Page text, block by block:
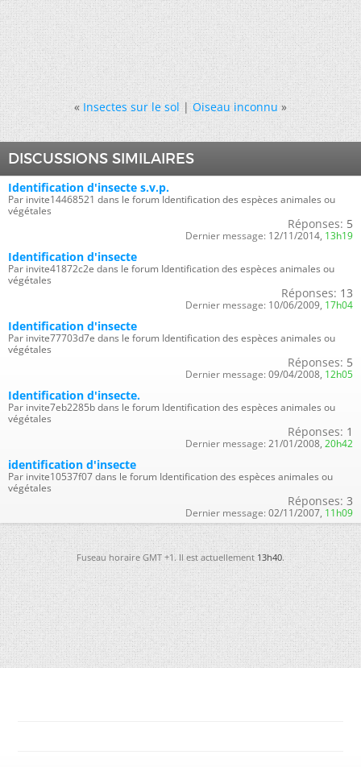
« Insectes sur le sol|Oiseau inconnu »
DISCUSSIONS SIMILAIRES
Identification d'insecte s.v.p.
Par invite14468521 dans le forum Identification des espèces animales ou
végétales
Réponses: 5
Dernier message: 12/11/2014, 13h19
Identification d'insecte
Par invite41872c2e dans le forum Identification des espèces animales ou
végétales
Réponses: 13
Dernier message: 10/06/2009, 17h04
Identification d'insecte
Par invite77703d7e dans le forum Identification des espèces animales ou
végétales
Réponses: 5
Dernier message: 09/04/2008, 12h05
Identification d'insecte.
Par invite7eb2285b dans le forum Identification des espèces animales ou
végétales
Réponses: 1
Dernier message: 21/01/2008, 20h42
identification d'insecte
Par invite10537f07 dans le forum Identification des espèces animales ou
végétales
Réponses: 3
Dernier message: 02/11/2007, 11h09
Fuseau horaire GMT +1. Il est actuellement13h40.